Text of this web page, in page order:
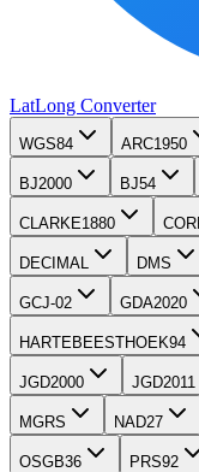
LatLong Converter
WGS84 ARC1950
BJ2000 BJ54
CLARKE1880
DECIMAL DMS
GCJ-02 GDA2020
HARTEBEESTHOEK94
JGD2000 JGD2011
MGRS NAD27
OSGB36 PRS92